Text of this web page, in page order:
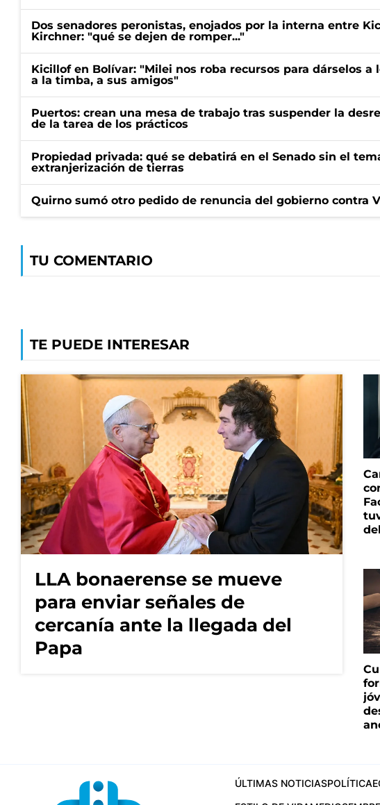
Dos senadores peronistas, enojados por la interna entre
Kirchner: "qué se dejen de romper..."
Kicillof en Bolívar: "Milei nos roba recursos para dárselos a
a la timba, a sus amigos"
Puertos: crean una mesa de trabajo tras suspender la
de la tarea de los prácticos
Propiedad privada: qué se debatirá en el Senado sin el
extranjerización de tierras
Quirno sumó otro pedido de renuncia del gobierno contra
TU COMENTARIO
TE PUEDE INTERESAR
LLA bonaerense se mueve
para enviar señales de
cercanía ante la llegada del
Papa
ÚLTIMAS NOTICIASPOLÍTICA